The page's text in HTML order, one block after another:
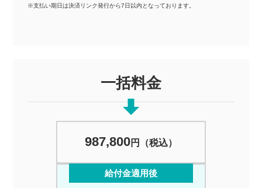
※支払い期日は決済リンク発行から7日以内となっております。
一括料金
987,800円（税込）
給付金適用後